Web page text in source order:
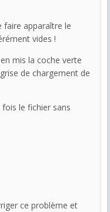
faire apparaître le
vides !
mis la coche verte
de chargement de
le fichier sans
ce problème et